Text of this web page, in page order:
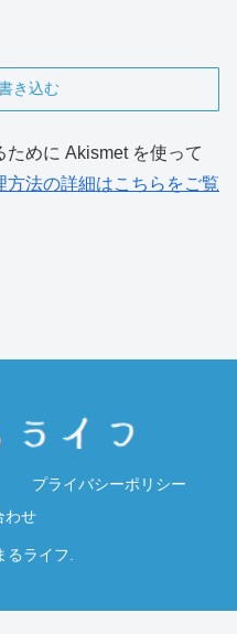
き込む
めに Akismet を使って
方法の詳細はこちらをご覧
プライバシーポリシー
わせ
ライフ.